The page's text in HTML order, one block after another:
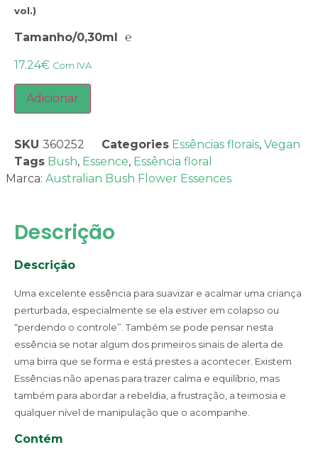
vol.)
Tamanho/0,30ml ℮
17.24€ Com IVA
Adicionar
SKU 360252 Categories Essências florais, Vegan
Tags Bush, Essence, Essência floral
Marca: Australian Bush Flower Essences
Descrição
Descrição
Uma excelente essência para suavizar e acalmar uma criança
perturbada, especialmente se ela estiver em colapso ou
“perdendo o controle”. Também se pode pensar nesta
essência se notar algum dos primeiros sinais de alerta de
uma birra que se forma e está prestes a acontecer. Existem
Essências não apenas para trazer calma e equilíbrio, mas
também para abordar a rebeldia, a frustração, a teimosia e
qualquer nível de manipulação que o acompanhe.
Contém